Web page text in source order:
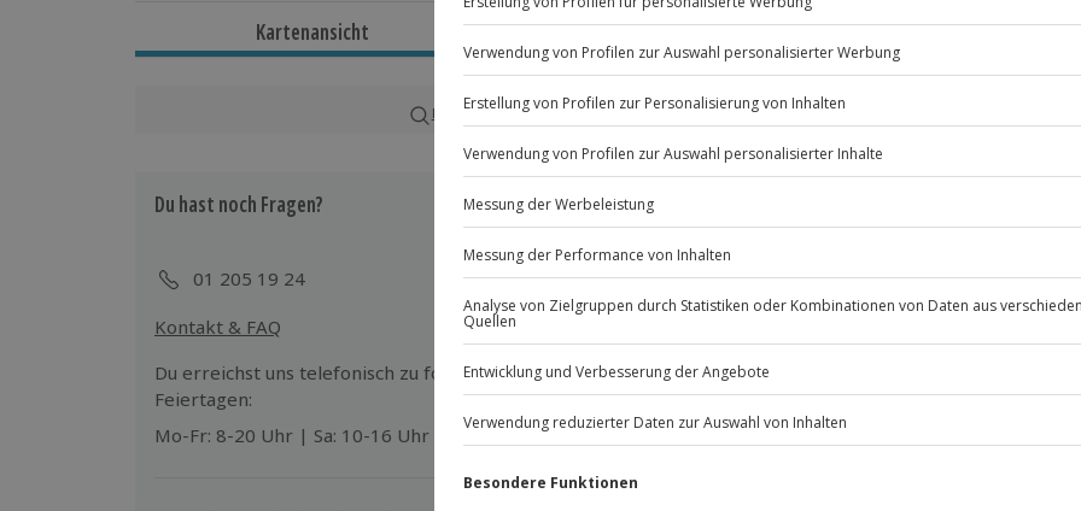
Gesamtdauer: ca. 100 Minuten
Reine Massagedauer: ca. 1,5 Stunden
Ganzjährig zu bestimmten Terminen verfügbar.
Teilnehmer
Gutschein gültig für 1 Person
Kartenansicht Listenansicht
© OpenStreetMaps
Karte in Großansicht
Du hast noch Fragen?
01 205 19 24
Kontakt & FAQ
Mühldorfstraße 8
81671 München
Du erreichst uns telefonisch zu folgenden Zeiten, außer an bundesweiten
Feiertagen:
Mo-Fr: 8-20 Uhr | Sa: 10-16 Uhr